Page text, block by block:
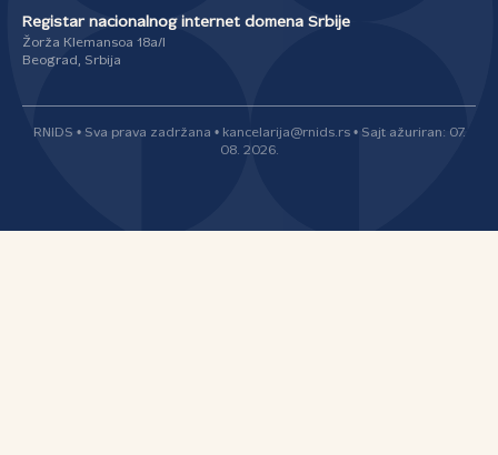
Registar nacionalnog internet domena Srbije
Žorža Klemansoa 18a/I
Beograd, Srbija
RNIDS • Sva prava zadržana • kancelarija@rnids.rs • Sajt ažuriran: 07.
08. 2026.